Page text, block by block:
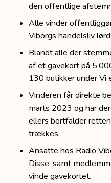
den offentlige
Alle vinder
Viborgs handelsliv
Blandt alle der
af et gavekort på
130 butikker under Vi
Vinderen får direkte
marts 2023 og har
ellers bortfalder
trækkes.
Ansatte hos Radio
Disse, samt
vinde gavekortet.